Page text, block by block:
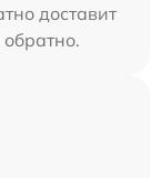
доставит